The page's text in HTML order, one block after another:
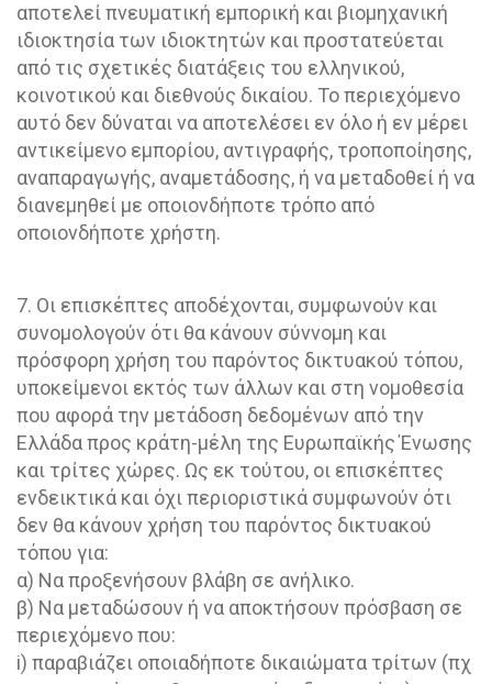
αποτελεί πνευματική εμπορική και βιομηχανική
ιδιοκτησία των ιδιοκτητών και προστατεύεται
από τις σχετικές διατάξεις του ελληνικού,
κοινοτικού και διεθνούς δικαίου. Το περιεχόμενο
αυτό δεν δύναται να αποτελέσει εν όλο ή εν μέρει
αντικείμενο εμπορίου, αντιγραφής, τροποποίησης,
αναπαραγωγής, αναμετάδοσης, ή να μεταδοθεί ή να
διανεμηθεί με οποιονδήποτε τρόπο από
οποιονδήποτε χρήστη.
7. Οι επισκέπτες αποδέχονται, συμφωνούν και
συνομολογούν ότι θα κάνουν σύννομη και
πρόσφορη χρήση του παρόντος δικτυακού τόπου,
υποκείμενοι εκτός των άλλων και στη νομοθεσία
που αφορά την μετάδοση δεδομένων από την
Ελλάδα προς κράτη-μέλη της Ευρωπαϊκής Ένωσης
και τρίτες χώρες. Ως εκ τούτου, οι επισκέπτες
ενδεικτικά και όχι περιοριστικά συμφωνούν ότι
δεν θα κάνουν χρήση του παρόντος δικτυακού
τόπου για:
α) Να προξενήσουν βλάβη σε ανήλικο.
β) Να μεταδώσουν ή να αποκτήσουν πρόσβαση σε
περιεχόμενο που:
i) παραβιάζει οποιαδήποτε δικαιώματα τρίτων (πχ